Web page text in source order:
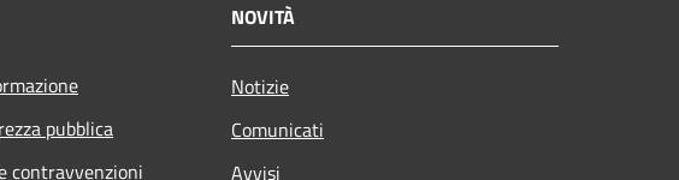
pubblica
contravvenzioni
NOVITÀ
Notizie
Comunicati
Avvisi